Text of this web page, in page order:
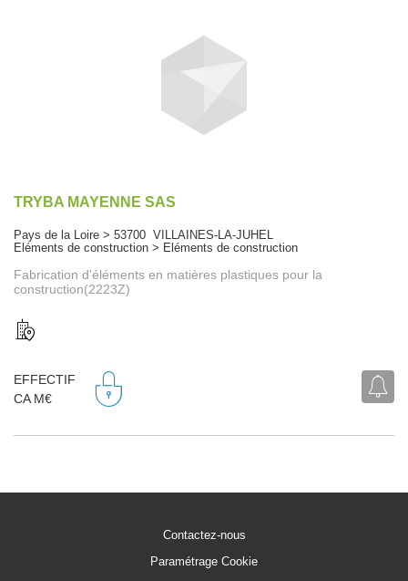
TRYBA MAYENNE SAS
Pays de la Loire > 53700 VILLAINES-LA-JUHEL
Eléments de construction > Eléments de construction
Fabrication d'éléments en matières plastiques pour la
construction(2223Z)
EFFECTIF
CA M€
Contactez-nous
Paramétrage Cookie